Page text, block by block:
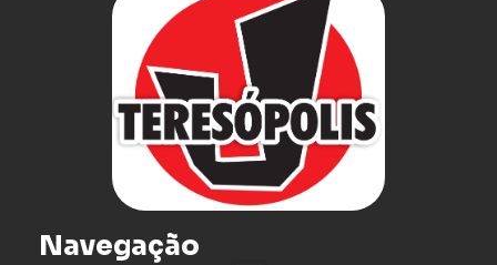
Navegação